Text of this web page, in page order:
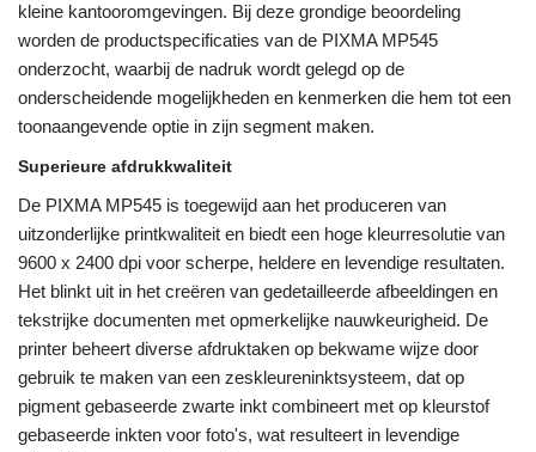
kleine kantooromgevingen. Bij deze grondige beoordeling
worden de productspecificaties van de PIXMA MP545
onderzocht, waarbij de nadruk wordt gelegd op de
onderscheidende mogelijkheden en kenmerken die hem tot een
toonaangevende optie in zijn segment maken.
Superieure afdrukkwaliteit
De PIXMA MP545 is toegewijd aan het produceren van
uitzonderlijke printkwaliteit en biedt een hoge kleurresolutie van
9600 x 2400 dpi voor scherpe, heldere en levendige resultaten.
Het blinkt uit in het creëren van gedetailleerde afbeeldingen en
tekstrijke documenten met opmerkelijke nauwkeurigheid. De
printer beheert diverse afdruktaken op bekwame wijze door
gebruik te maken van een zeskleureninktsysteem, dat op
pigment gebaseerde zwarte inkt combineert met op kleurstof
gebaseerde inkten voor foto's, wat resulteert in levendige